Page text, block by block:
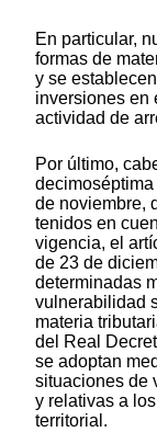
En particular,
formas de
y se
inversiones en
actividad de
Por último,
de noviembre,
tenidos en
vigencia, el
de 23 de
determinadas
vulnerabilidad
materia
del Real
se adoptan
situaciones de
y relativas a
territorial.